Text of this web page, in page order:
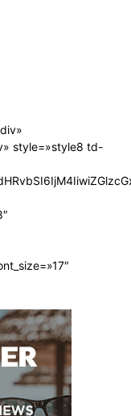
style=»style8 td-